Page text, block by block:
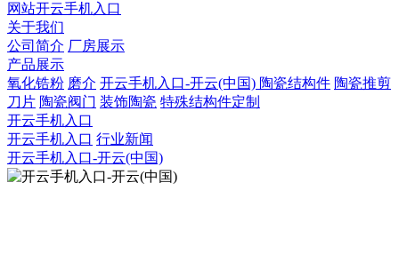
网站开云手机入口
关于我们
公司简介 厂房展示
产品展示
氧化锆粉 磨介 开云手机入口-开云(中国) 陶瓷结构件 陶瓷推剪
刀片 陶瓷阀门 装饰陶瓷 特殊结构件定制
开云手机入口
开云手机入口 行业新闻
开云手机入口-开云(中国)